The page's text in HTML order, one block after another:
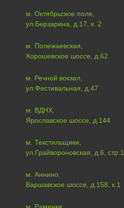
м. Октябрьское поле,
ул.Берзарина, д.17, к. 2
м. Полежаевская,
Хорошевское шоссе, д.62
м. Речной вокзал,
ул.Фестивальная, д.47
м. ВДНХ,
Ярославское шоссе, д.144
м. Текстильщики,
ул.Грайвороновская, д.6, стр.1
м. Аннино,
Варшавское шоссе, д.158, к.1